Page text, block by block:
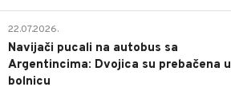
22.07.2026.
Navijači pucali na autobus sa
Argentincima: Dvojica su prebačena u
bolnicu